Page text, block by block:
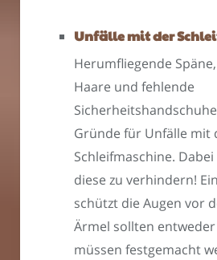
Unfälle mit der
Herumfliegende
Haare und fehlende
Gründe für Unfälle mit
Schleifmaschine.
diese zu verhindern!
schützt die Augen vor
Ärmel sollten
müssen festgemacht